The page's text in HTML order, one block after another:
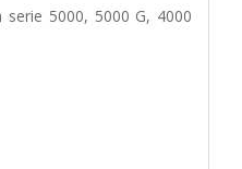
serie 5000, 5000 G, 4000